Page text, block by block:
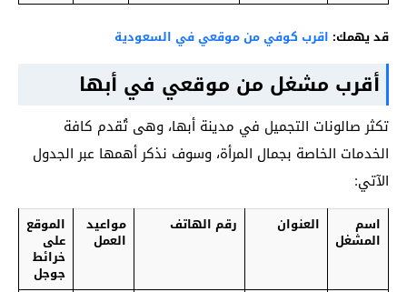
قد يهمك: اقرب كوفي من موقعي في السعودية
أقرب مشغل من موقعي في أبها
تكثر صالونات التجميل في مدينة أبها، وهى تُقدم كافة
الخدمات الخاصة بجمال المرأة، وسوف نذكر أهمها عبر الجدول
الآتي:
اسم
المشغل
العنوان رقم الهاتف مواعيد
العمل
الموقع
على
خرائط
جوجل